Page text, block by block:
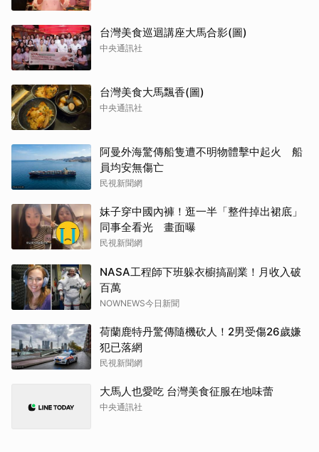
台灣美食巡迴講座大馬合影(圖)
中央通訊社
台灣美食大馬飄香(圖)
中央通訊社
阿曼外海驚傳船隻遭不明物體擊中起火 船
員均安無傷亡
民視新聞網
妹子穿中國內褲！逛一半「整件掉出裙底」
同事全看光 畫面曝
民視新聞網
NASA工程師下班躲衣櫥搞副業！月收入破
百萬
NOWNEWS今日新聞
荷蘭鹿特丹驚傳隨機砍人！2男受傷26歲嫌
犯已落網
民視新聞網
大馬人也愛吃 台灣美食征服在地味蕾
中央通訊社